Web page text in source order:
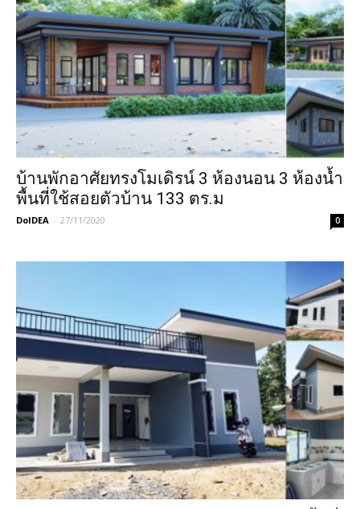
บ้านพักอาศัยทรงโมเดิรน์ 3 ห้องนอน 3 ห้องน้ำ
พื้นที่ใช้สอยตัวบ้าน 133 ตร.ม
DoIDEA - 27/11/2020 0